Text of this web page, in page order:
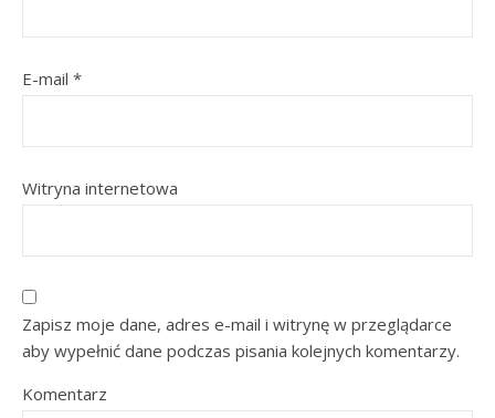
E-mail *
Witryna internetowa
Zapisz moje dane, adres e-mail i witrynę w przeglądarce
aby wypełnić dane podczas pisania kolejnych komentarzy.
Komentarz